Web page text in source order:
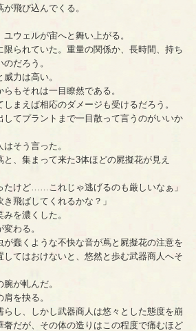
飛び込んでくる。
ウェルが宙へと舞い上がる。
られていた。重量の関係か、長時間、持ち
だろう。
力は高い。
もそれは一目瞭然である。
まえば相応のダメージも受けるだろう。
てプラントまで一目散って言うのがいいか
そう言った。
、集まって来た3体ほどの屍擬花が見え
たけど……これじゃ逃げるのも厳しいなぁ」
き飛ばしてくれるかな？」
を濃くした。
わる。
蠢くような不快な音が蔦と屍擬花の注意を
してはおけないと、悠然と歩む武器商人へそ
が軋んだ。
を抉る。
し、しかし武器商人は悠々とした態度を崩
奢だが、その体の造りはこの程度で痛むほど